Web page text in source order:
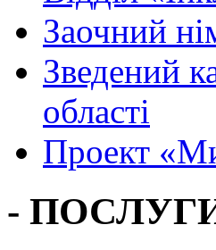
Заочний
Зведений
області
Проект
-